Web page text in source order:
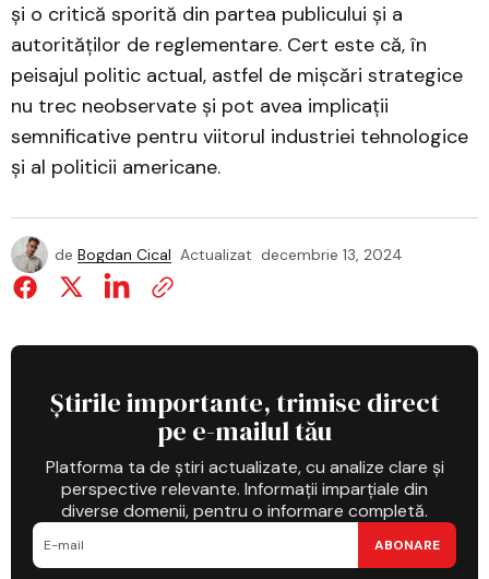
și o critică sporită din partea publicului și a
autorităților de reglementare. Cert este că, în
peisajul politic actual, astfel de mișcări strategice
nu trec neobservate și pot avea implicații
semnificative pentru viitorul industriei tehnologice
și al politicii americane.
de Bogdan Cical Actualizat decembrie 13, 2024
Știrile importante, trimise direct
pe e-mailul tău
Platforma ta de știri actualizate, cu analize clare și
perspective relevante. Informații imparțiale din
diverse domenii, pentru o informare completă.
ABONARE